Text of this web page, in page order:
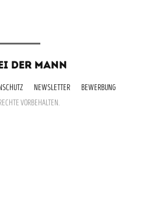
DER MANN
NEWSLETTER
BEWERBUNG
VORBEHALTEN.